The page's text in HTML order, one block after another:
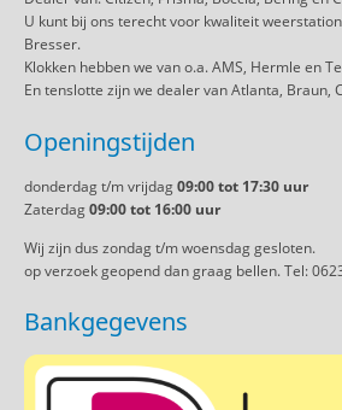
U kunt bij ons terecht voor kwaliteit
Bresser.
Klokken hebben we van o.a. AMS, Hermle en
En tenslotte zijn we dealer van Atlanta, Braun,
Openingstijden
donderdag t/m vrijdag09:00 tot 17:30 uur
Zaterdag09:00 tot 16:00 uur
Wij zijn dus zondag t/m woensdag gesloten.
op verzoek geopend dan graag bellen. Tel:
Bankgegevens